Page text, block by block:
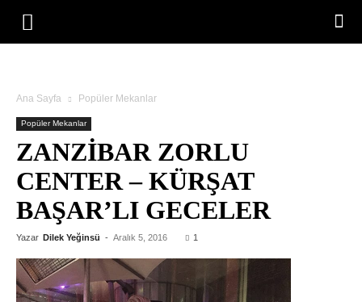
Ana Sayfa Popüler Mekanlar
Popüler Mekanlar
ZANZIBAR ZORLU
CENTER – KÜRŞAT
BAŞAR’LI GECELER
Yazar Dilek Yeğinsü - Aralık 5, 2016 1